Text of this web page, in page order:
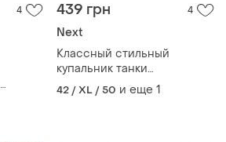
4 439 грн 4
Next
Классный стильный
купальник танки
удлиненная майка и плавки
в бассейн пляжа
42 / XL / 50 и еще 1